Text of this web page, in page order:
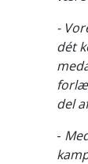
-
dét
del
-